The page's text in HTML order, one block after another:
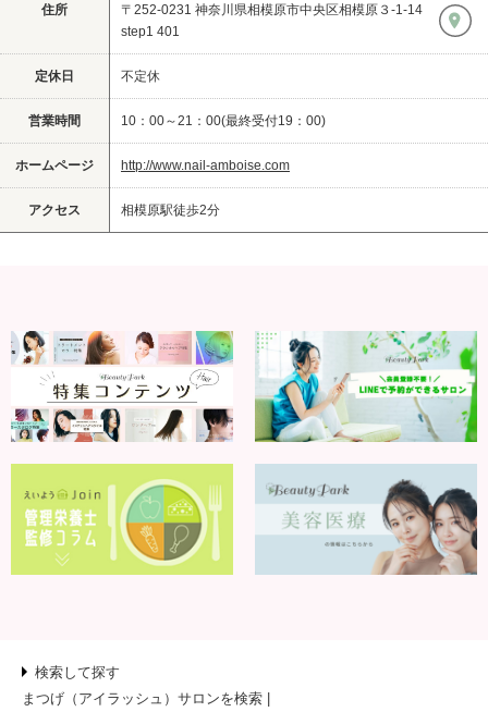
住所
〒252-0231 神奈川県相模原市中央区相模原３-1-14
step1 401
定休日 不定休
営業時間 10：00～21：00(最終受付19：00)
ホームページ http://www.nail-amboise.com
アクセス 相模原駅徒歩2分
検索して探す
まつげ（アイラッシュ）サロンを検索